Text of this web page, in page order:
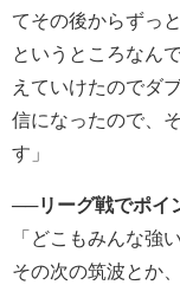
てその後からずっ
というところなん
えていけたのでダ
信になったので、
す」
──リーグ戦でポイ
「どこもみんな強
その次の筑波とか